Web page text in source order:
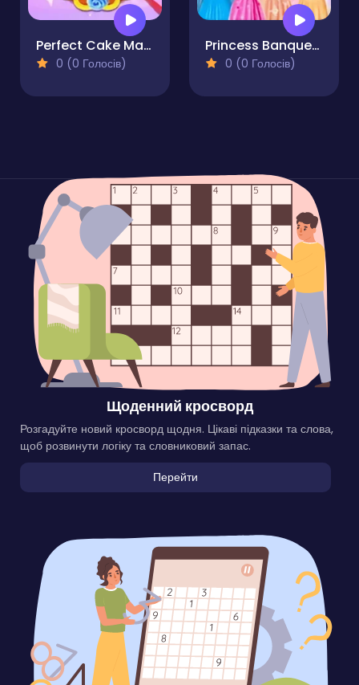
Perfect Cake Maker
0 (0 Голосів)
Princess Banquet The Ultimate Royal Prank
0 (0 Голосів)
Щоденний кросворд
Розгадуйте новий кросворд щодня. Цікаві підказки та слова,
щоб розвинути логіку та словниковий запас.
Перейти